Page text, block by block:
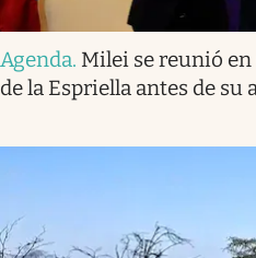
Agenda. Milei se reunió
de la Espriella antes de